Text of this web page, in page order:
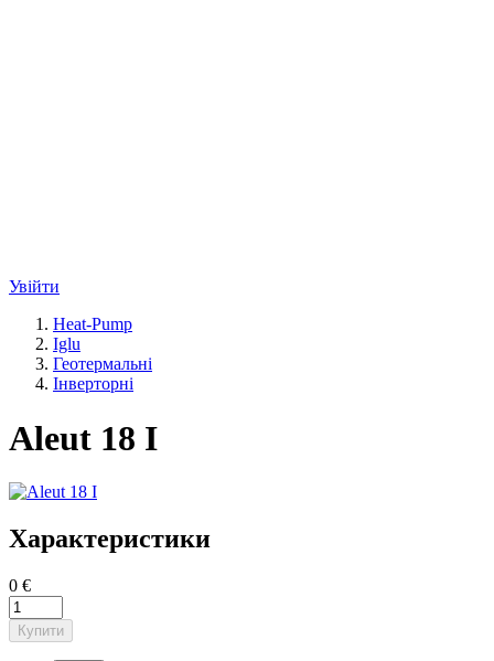
Увійти
Heat-Pump
Iglu
Геотермальні
Інверторні
Aleut 18 I
Характеристики
0 €
Купити